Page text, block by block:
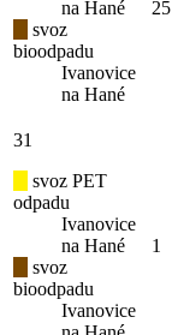
na Hané
svoz
bioodpadu
Ivanovice
na Hané
25
31
svoz PET
odpadu
Ivanovice
na Hané
svoz
bioodpadu
Ivanovice
1